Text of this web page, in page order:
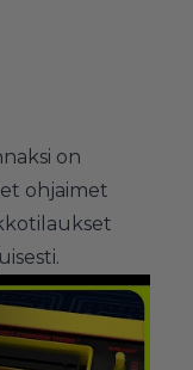
on
ohjaimet